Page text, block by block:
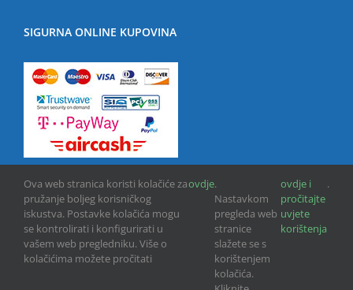
SIGURNA ONLINE KUPOVINA
2026 | GPU INFO d.o.o. | All Rights Reserved
Ova web stranica koristi kolačiće za
pružanje boljeg korisničkog
iskustva. Postavke kolačića mogu
se kontrolirati i konfigurirati u
vašem web pregledniku. Više o
kolačićima možete pročitati
ovdje.
Nastavkom
pregleda web
stranice
slažete se s
korištenjem
kolačića.
ovdje i
pročitajte
uvjete
korištenja
.